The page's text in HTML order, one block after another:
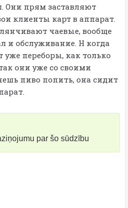
Они прям заставляют
клиенты карт в аппарат.
чаевые, вообще
и обслуживание. Н когда
уже переборы, как только
они уже со своими
пиво попить, она сидит
par šo sūdzību